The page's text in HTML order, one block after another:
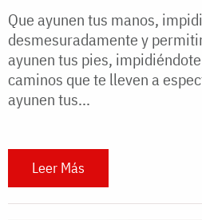
Que ayunen tus manos,
desmesuradamente y
ayunen tus pies,
caminos que te lleven a
ayunen tus...
Leer Más